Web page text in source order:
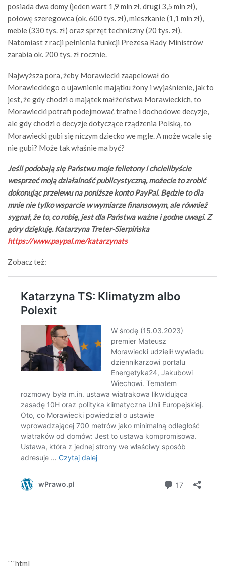
posiada dwa domy (jeden wart 1,9 mln zł, drugi 3,5 mln zł),
połowę szeregowca (ok. 600 tys. zł), mieszkanie (1,1 mln zł),
meble (330 tys. zł) oraz sprzęt techniczny (20 tys. zł).
Natomiast z racji pełnienia funkcji Prezesa Rady Ministrów
zarabia ok. 200 tys. zł rocznie.
Najwyższa pora, żeby Morawiecki zaapelował do
Morawieckiego o ujawnienie majątku żony i wyjaśnienie, jak to
jest, że gdy chodzi o majątek małżeństwa Morawieckich, to
Morawiecki potrafi podejmować trafne i dochodowe decyzje,
ale gdy chodzi o decyzje dotyczące rządzenia Polską, to
Morawiecki gubi się niczym dziecko we mgle. A może wcale się
nie gubi? Może tak właśnie ma być?
Jeśli podobają się Państwu moje felietony i chcielibyście
wesprzeć moją działalność publicystyczną, możecie to zrobić
dokonując przelewu na poniższe konto PayPal. Będzie to dla
mnie nie tylko wsparcie w wymiarze finansowym, ale również
sygnał, że to, co robię, jest dla Państwa ważne i godne uwagi. Z
góry dziękuję. Katarzyna Treter-Sierpińska
https://www.paypal.me/katarzynats
Zobacz też:
```html